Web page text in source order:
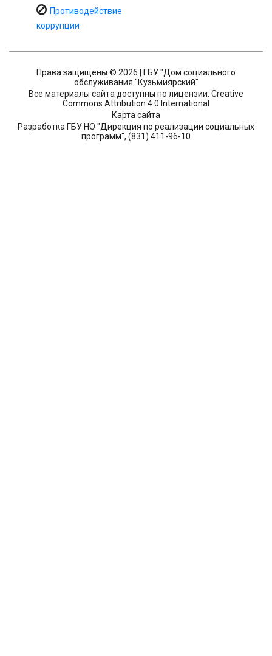
Противодействие
коррупции
Права защищены © 2026 | ГБУ "Дом социального
обслуживания "Кузьмиярский"
Все материалы сайта доступны по лицензии: Creative
Commons Attribution 4.0 International
Карта сайта
Разработка ГБУ НО "Дирекция по реализации социальных
программ", (831) 411-96-10